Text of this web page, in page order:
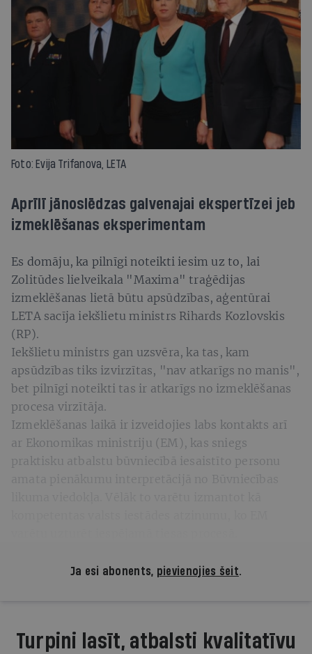
Foto: Evija Trifanova, LETA
Aprīlī jānoslēdzas galvenajai ekspertīzei jeb
izmeklēšanas eksperimentam
Es domāju, ka pilnīgi noteikti iesim uz to, lai
Zolitūdes lielveikala "Maxima" traģēdijas
izmeklēšanas lietā būtu apsūdzības, aģentūrai
LETA sacīja iekšlietu ministrs Rihards Kozlovskis
(RP).
Iekšlietu ministrs gan uzsvēra, ka tas, kam
apsūdzības tiks izvirzītas, "nav atkarīgs no manis",
bet pilnīgi noteikti tas ir atkarīgs no izmeklēšanas
procesa virzītāja.
Izmeklēšanas laikā ir izveidojies labs kontakts arī
ar Ekonomikas ministriju (EM), kas sniegs
praktisku atbalstu būvniecībā iesaistīto personu
amata pienākumu interpretācijā no Būvniecības
Ja esi abonents, pievienojies šeit.
Turpini lasīt, atbalsti kvalitatīvu